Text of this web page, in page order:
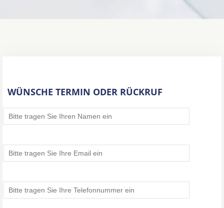
WÜNSCHE TERMIN ODER RÜCKRUF